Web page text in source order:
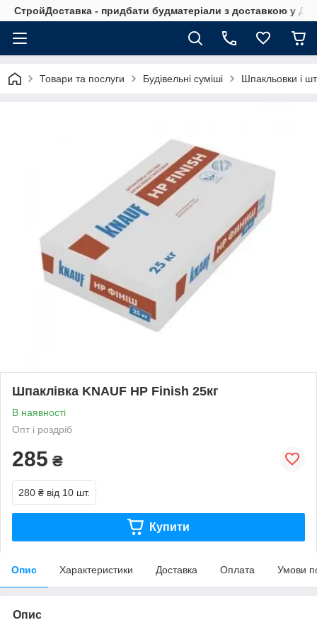
СтройДоставка - придбати будматеріали з доставкою у
Товари та послуги Будівельні суміші Шпакльовки і
Шпаклівка KNAUF HP Finish 25кг
В наявності
Опт і роздріб
285 ₴
280 ₴ від 10 шт.
Купити
Опис Характеристики Доставка Оплата Умови
Опис